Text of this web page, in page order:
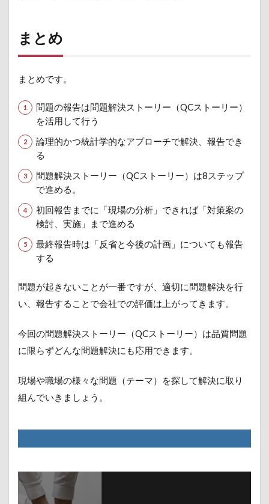
まとめ
まとめです。
問題の報告は問題解決ストーリー（QCストーリー）
を活用して行う
論理的かつ統計学的なアプローチで解決、報告でき
る
問題解決ストーリー（QCストーリー）は8ステップ
で進める。
初回報告までに「現場の分析」できれば「対策案の
検討、実施」まで進める
最終報告時は「反省と今後の計画」についても報告
する
問題が起きないことが一番ですが、適切に問題解決を行
い、報告することで会社での評価は上がってきます。
今回の問題解決ストーリー（QCストーリー）は品質問題
に限らずどんな問題解決にも応用できます。
現場や職場の様々な問題（テーマ）を探して解決に取り
組んでいきましょう。